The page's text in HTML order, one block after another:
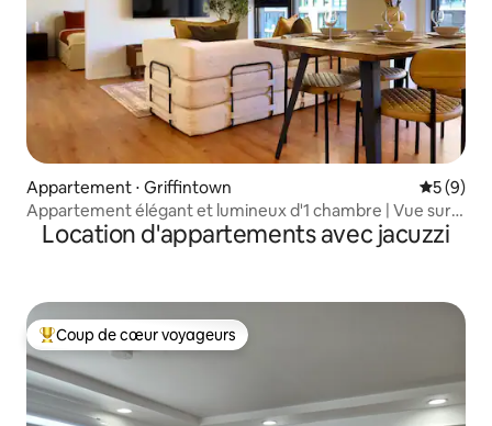
Appartement ⋅ Griffintown
5 (9)
Appartement élégant et lumineux d'1 chambre | Vue sur
la ville | Griffintown
Location d'appartements avec jacuzzi
Coups de cœur voyageurs les plus appréciés
Coup de cœur voyageurs